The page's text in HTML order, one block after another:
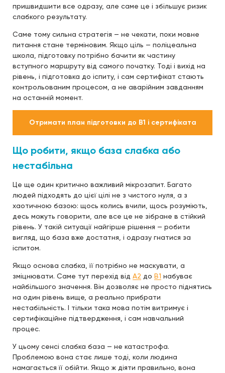
пришвидшити все одразу, але саме це і збільшує ризик
слабкого результату.
Саме тому сильна стратегія — не чекати, поки мовне
питання стане терміновим. Якщо ціль — поліцеальна
школа, підготовку потрібно бачити як частину
вступного маршруту від самого початку. Тоді і вихід на
рівень, і підготовка до іспиту, і сам сертифікат стають
контрольованим процесом, а не аварійним завданням
на останній момент.
Отримати план підготовки до B1 і сертифіката
Що робити, якщо база слабка або
нестабільна
Це ще один критично важливий мікрозапит. Багато
людей підходять до цієї цілі не з чистого нуля, а з
хаотичною базою: щось колись вчили, щось розуміють,
десь можуть говорити, але все це не зібране в стійкий
рівень. У такій ситуації найгірше рішення — робити
вигляд, що база вже достатня, і одразу гнатися за
іспитом.
Якщо основа слабка, її потрібно не маскувати, а
зміцнювати. Саме тут перехід від A2 до B1 набуває
найбільшого значення. Він дозволяє не просто піднятись
на один рівень вище, а реально прибрати
нестабільність. І тільки така мова потім витримує і
сертифікаційне підтвердження, і сам навчальний
процес.
У цьому сенсі слабка база — не катастрофа.
Проблемою вона стає лише тоді, коли людина
намагається її обійти. Якщо ж діяти правильно, вона